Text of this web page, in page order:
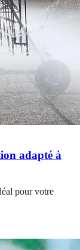
adapté à
pour votre